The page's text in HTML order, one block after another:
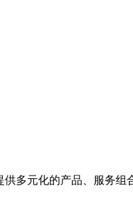
多元化的产品、服务组